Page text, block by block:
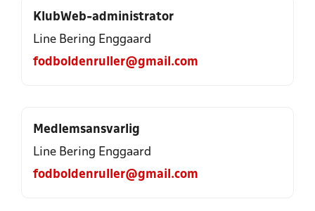
KlubWeb-administrator
Line Bering Enggaard
fodboldenruller@gmail.com
Medlemsansvarlig
Line Bering Enggaard
fodboldenruller@gmail.com